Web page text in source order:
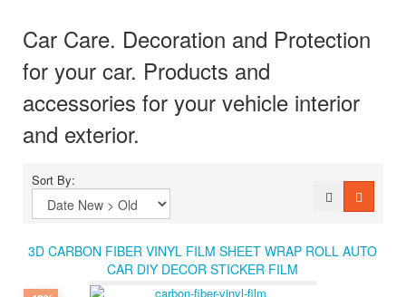
Car Care. Decoration and Protection
for your car. Products and
accessories for your vehicle interior
and exterior.
Sort By:
3D CARBON FIBER VINYL FILM SHEET WRAP ROLL AUTO
CAR DIY DECOR STICKER FILM